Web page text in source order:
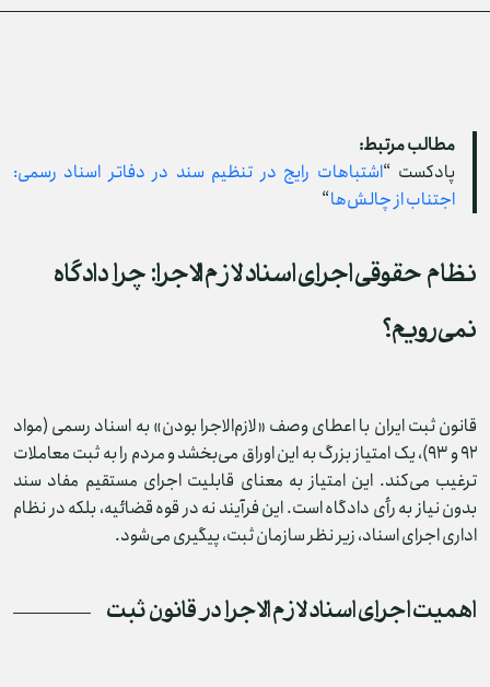
مطالب مرتبط:
پادکست “اشتباهات رایج در تنظیم سند در دفاتر اسناد رسمی:
اجتناب از چالش‌ها“
نظام حقوقی اجرای اسناد لازم‌ الاجرا: چرا دادگاه
نمی‌رویم؟
قانون ثبت ایران با اعطای وصف «لازم‌الاجرا بودن» به اسناد رسمی (مواد
۹۲ و ۹۳)، یک امتیاز بزرگ به این اوراق می‌بخشد و مردم را به ثبت معاملات
ترغیب می‌کند. این امتیاز به معنای قابلیت اجرای مستقیم مفاد سند
بدون نیاز به رأی دادگاه است. این فرآیند نه در قوه قضائیه، بلکه در نظام
اداری اجرای اسناد، زیر نظر سازمان ثبت، پیگیری می‌شود.
اهمیت اجرای اسناد لازم‌ الاجرا در قانون ثبت